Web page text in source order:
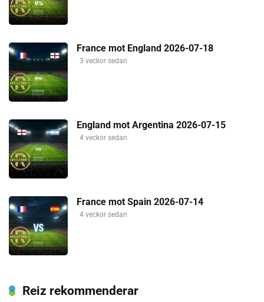
France mot England 2026-07-18
3 veckor sedan
England mot Argentina 2026-07-15
4 veckor sedan
France mot Spain 2026-07-14
4 veckor sedan
Reiz rekommenderar